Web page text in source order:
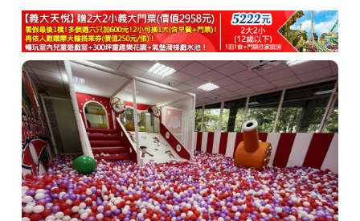
商家合作
推薦景點
討論區
聯絡我們